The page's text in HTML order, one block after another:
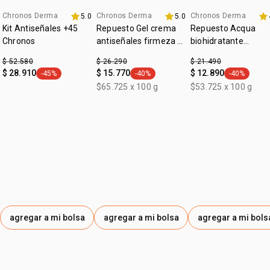
Chronos Derma 5.0
Kit Antiseñales +45
Chronos
$ 52.580
$ 28.910 general.tag -45%
-45%
agregar a mi bolsa
Chronos Derma 5.0
Repuesto Gel crema
antiseñales​ firmeza y
45+ día
$ 26.290
$ 15.770 general.tag -40%
-40%
$65.725 x 100 g
agregar a mi bolsa
Chronos Derma
Repuesto Acqua
biohidratante
$ 21.490
$ 12.890 general.tag
-40%
$53.725 x 100 g
agregar a mi